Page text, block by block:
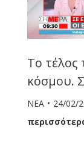
Το
κόσμου.
ΝΕΑ
24/02/